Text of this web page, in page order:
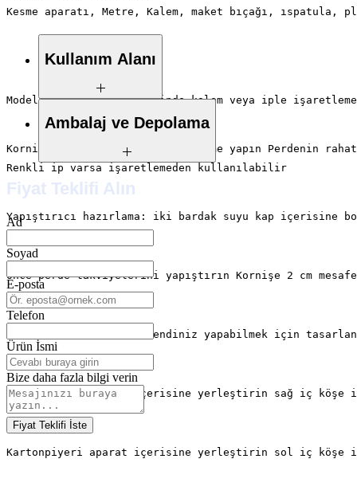
Kesme aparatı, Metre, Kalem, maket bıçağı, ıspatula,
Modeline göre duvar üzerinde kalem veya iple
Kornişin önüne 2 cm’lik işaretleme yapın Perdenin
Renkli ip varsa işaretlemeden kullanılabilir
Yapıştırıcı hazırlama: iki bardak suyu kap içerisine
Önce perde takviyelerini yapıştırın Kornişe 2 cm
Tüm CEPHEART ürünleri kendiniz yapabilmek için
Kartonpiyeri aparat içerisine yerleştirin sağ iç
Kartonpiyeri aparat içerisine yerleştirin sol iç
Kullanım Alanı
Ambalaj ve Depolama
Fiyat Teklifi Alın
Ad
Soyad
E-posta
Telefon
Ürün İsmi
Bize daha fazla bilgi verin
Fiyat Teklifi İste